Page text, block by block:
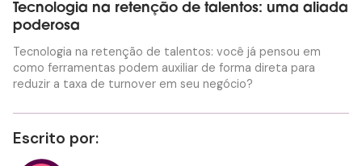
Tecnologia na retenção de talentos: uma aliada
poderosa
Tecnologia na retenção de talentos: você já pensou em
como ferramentas podem auxiliar de forma direta para
reduzir a taxa de turnover em seu negócio?
Escrito por: